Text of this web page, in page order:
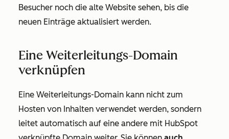
Besucher noch die alte Website sehen, bis die
neuen Einträge aktualisiert werden.
Eine Weiterleitungs-Domain
verknüpfen
Eine Weiterleitungs-Domain kann nicht zum
Hosten von Inhalten verwendet werden, sondern
leitet automatisch auf eine andere mit HubSpot